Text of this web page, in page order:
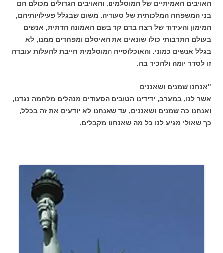
האויבים האמיתיים של המוסלמים. והאויבים הגדולים מכולם הם
בני המשפחה המלכותית של סעודיה. משום שבגלל פעילויותיהם,
המימון והעידוד של רצח בדם קר בשם האמונה הדתית, אנשים
בעולם התרבותי כולו שונאים את האיסלם ומפחדים ממנו, לא
בגלל אנשים כמוני. והאוכלוסייה המוסלמית חייבת להעלות עובדה
זו לסדר יומה ולהכיר בה.
"אנחנו שמנים ושאננים
אשר לנו, במערב, ידידינו הטובים הסעודים מנהלים מלחמה נגדנו,
ואנחנו כה שמנים ושאננים, עד שאנחנו לא יודעים את זה בכלל,
כך שאולי מגיע לנו כל מה שאנחנו מקבלים.